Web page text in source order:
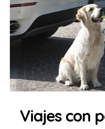
Viajes con